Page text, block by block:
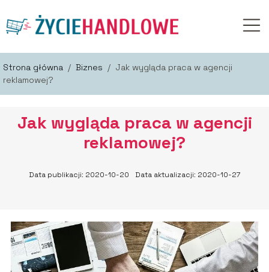
Strona główna / Biznes / Jak wygląda praca w agencji
reklamowej?
Jak wygląda praca w agencji
reklamowej?
Data publikacji: 2020-10-20 Data aktualizacji: 2020-10-27